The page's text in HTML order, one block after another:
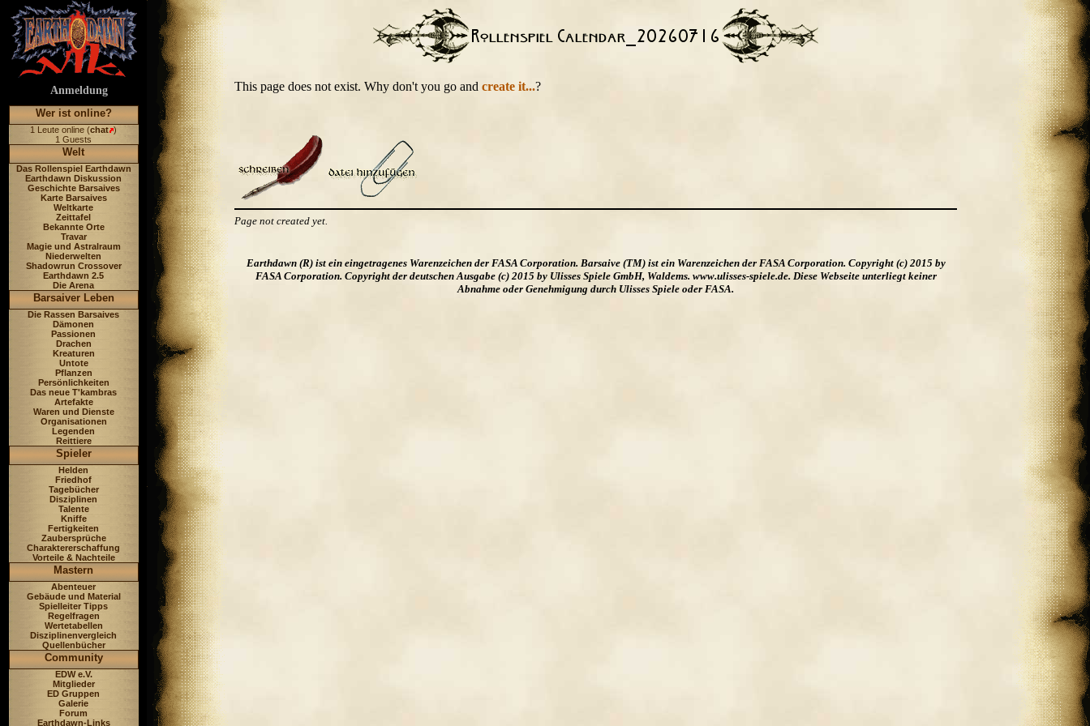
Anmeldung
Wer ist online?
1 Leute online (chat )
1 Guests
Welt
Das Rollenspiel Earthdawn
Earthdawn Diskussion
Geschichte Barsaives
Karte Barsaives
Weltkarte
Zeittafel
Bekannte Orte
Travar
Magie und Astralraum
Niederwelten
Shadowrun Crossover
Earthdawn 2.5
Die Arena
Barsaiver Leben
Die Rassen Barsaives
Dämonen
Passionen
Drachen
Kreaturen
Untote
Pflanzen
Persönlichkeiten
Das neue T'kambras
Artefakte
Waren und Dienste
Organisationen
Legenden
Reittiere
Spieler
Helden
Friedhof
Tagebücher
Disziplinen
Talente
Kniffe
Fertigkeiten
Zaubersprüche
Charaktererschaffung
Vorteile & Nachteile
Mastern
Abenteuer
Gebäude und Material
Spielleiter Tipps
Regelfragen
Wertetabellen
Disziplinenvergleich
Quellenbücher
Community
EDW e.V.
Mitglieder
ED Gruppen
Galerie
Forum
Earthdawn-Links
This page does not exist. Why don't you go and create it...?
Page not created yet.
Earthdawn (R) ist ein eingetragenes Warenzeichen der FASA Corporation. Barsaive (TM) ist ein Warenzeichen der FASA Corporation. Copyright (c) 2015 by
FASA Corporation. Copyright der deutschen Ausgabe (c) 2015 by Ulisses Spiele GmbH, Waldems. www.ulisses-spiele.de. Diese Webseite unterliegt keiner
Abnahme oder Genehmigung durch Ulisses Spiele oder FASA.